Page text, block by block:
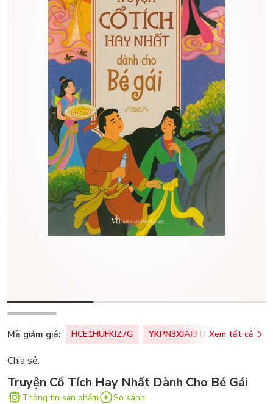
Mã giảm giá: HCE1HUFKIZ7G YKPN3XJAJ3TJ Xem tất cả
Chia sẻ:
Truyện Cổ Tích Hay Nhất Dành Cho Bé Gái
Thông tin sản phẩm So sánh